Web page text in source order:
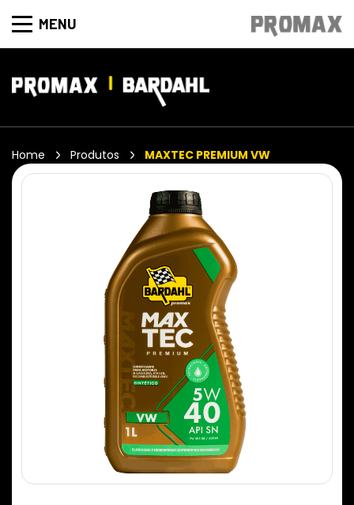
MENU
Home Produtos MAXTEC PREMIUM VW